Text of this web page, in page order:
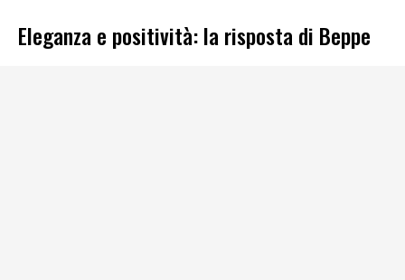
Eleganza e positività: la risposta di Beppe